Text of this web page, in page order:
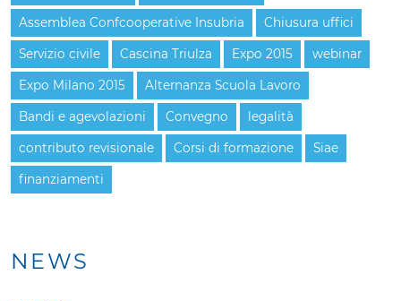
NEWS
Assemblea Confcooperative Insubria Chiusura uffici
Servizio civile Cascina Triulza Expo 2015 webinar
Expo Milano 2015 Alternanza Scuola Lavoro
Bandi e agevolazioni Convegno legalità
contributo revisionale Corsi di formazione Siae
finanziamenti